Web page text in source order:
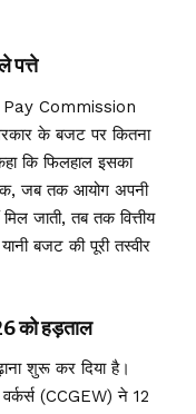
पत्ते
Pay Commission
के बजट पर कितना
कि फिलहाल इसका
जब तक आयोग अपनी
जाती, तब तक वित्तीय
बजट की पूरी तस्वीर
को हड़ताल
शुरू कर दिया है।
(CCGEW) ने 12